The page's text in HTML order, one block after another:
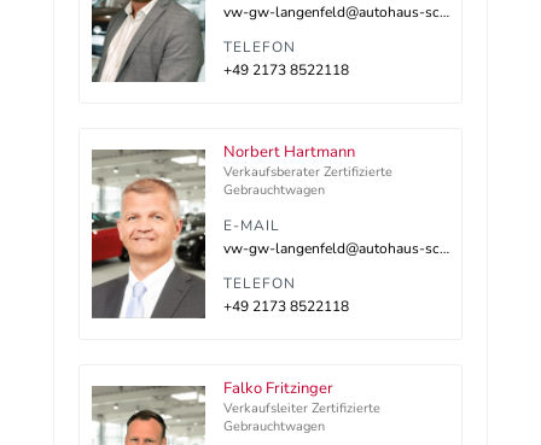
vw-gw-langenfeld@autohaus-schnitzler.dealerdesk.de
TELEFON
+49 2173 8522118
Norbert Hartmann
Verkaufsberater Zertifizierte
Gebrauchtwagen
E-MAIL
vw-gw-langenfeld@autohaus-schnitzler.dealerdesk.de
TELEFON
+49 2173 8522118
Falko Fritzinger
Verkaufsleiter Zertifizierte
Gebrauchtwagen